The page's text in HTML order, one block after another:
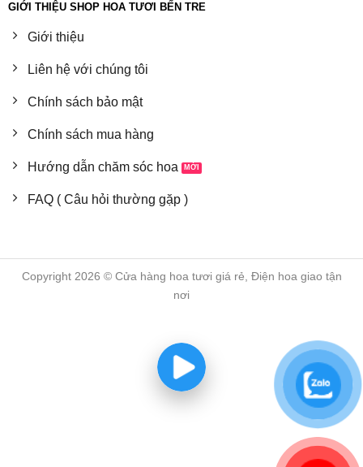
GIỚI THIỆU SHOP HOA TƯƠI BẾN TRE
Giới thiệu
Liên hệ với chúng tôi
Chính sách bảo mật
Chính sách mua hàng
Hướng dẫn chăm sóc hoa
FAQ ( Câu hỏi thường gặp )
Copyright 2026 © Cửa hàng hoa tươi giá rẻ, Điện hoa giao tận
nơi